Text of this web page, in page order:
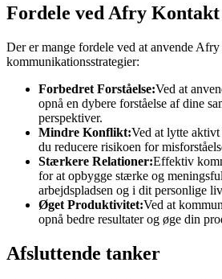
Fordele ved Afry Kontakt
Der er mange fordele ved at anvende
kommunikationsstrategier:
Forbedret Forståelse:Ved at
opnå en dybere forståelse af dine
perspektiver.
Mindre Konflikt:Ved at lytte
du reducere risikoen for
Stærkere Relationer:Effektiv
for at opbygge stærke og
arbejdspladsen og i dit personlige
Øget Produktivitet:Ved at
opnå bedre resultater og øge din
Afsluttende tanker